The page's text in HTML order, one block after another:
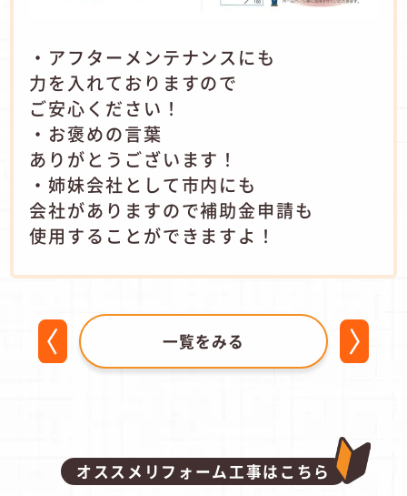
・アフターメンテナンスにも
力を入れておりますので
ご安心ください！
・お褒めの言葉
ありがとうございます！
・姉妹会社として市内にも
会社がありますので補助金申請も
使用することができますよ！
一覧をみる
オススメリフォーム工事はこちら